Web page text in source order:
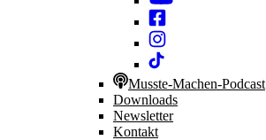
Musste-Machen-Podcast
Downloads
Newsletter
Kontakt